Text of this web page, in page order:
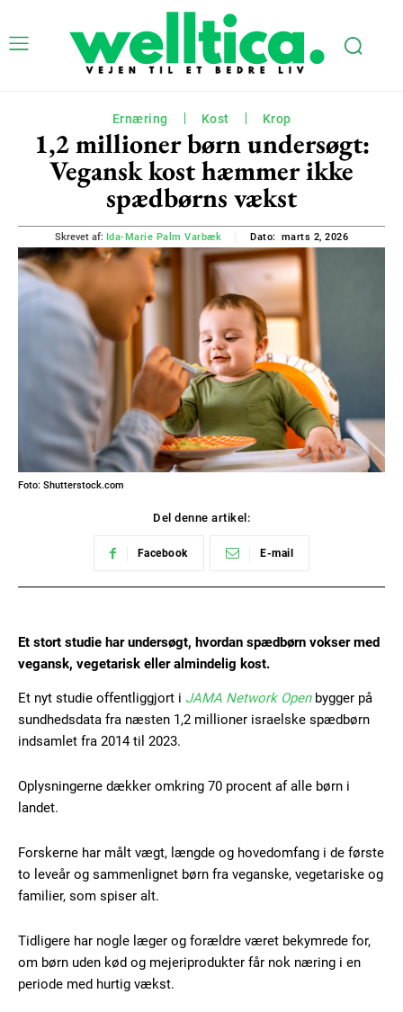
Ernæring Kost Krop
1,2 millioner børn undersøgt:
Vegansk kost hæmmer ikke
spædbørns vækst
Skrevet af: Ida-Marie Palm Varbæk Dato: marts 2, 2026
Foto: Shutterstock.com
Del denne artikel:
Facebook E-mail
Et stort studie har undersøgt, hvordan spædbørn vokser med
vegansk, vegetarisk eller almindelig kost.
Et nyt studie offentliggjort i JAMA Network Openbygger på
sundhedsdata fra næsten 1,2 millioner israelske spædbørn
indsamlet fra 2014 til 2023.
Oplysningerne dækker omkring 70 procent af alle børn i
landet.
Forskerne har målt vægt, længde og hovedomfang i de første
to leveår og sammenlignet børn fra veganske, vegetariske og
familier, som spiser alt.
Tidligere har nogle læger og forældre været bekymrede for,
om børn uden kød og mejeriprodukter får nok næring i en
periode med hurtig vækst.